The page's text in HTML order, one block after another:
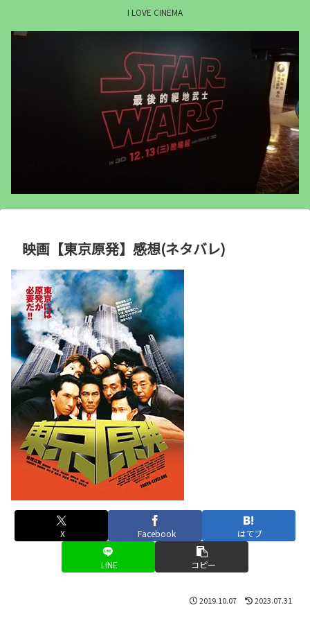
I LOVE CINEMA
映画【東京原発】感想(ネタバレ)
X Facebook はてブ
LINE コピー
2019.10.07 2023.07.31